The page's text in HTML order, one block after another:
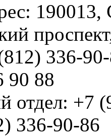
190013,
336-
90 88
отдел: +7
336-90-86